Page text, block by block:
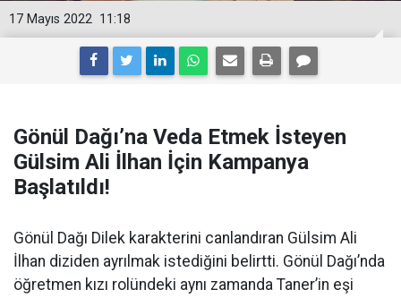
11:18
17 Mayıs 2022
Gönül Dağı’na Veda Etmek İsteyen
Gülsim Ali İlhan İçin Kampanya
Başlatıldı!
Gönül Dağı Dilek karakterini canlandıran Gülsim Ali
İlhan diziden ayrılmak istediğini belirtti. Gönül Dağı’nda
öğretmen kızı rolündeki aynı zamanda Taner’in eşi